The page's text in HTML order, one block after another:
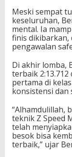
Meski sempat
keseluruhan,
mental. Ia
finis dikibarkan,
pengawalan
Di akhir lomba,
terbaik
pertama di
konsistensi dan
“Alhamdulillah,
teknik Z Speed
telah
besok bisa
terbaik,” ujar